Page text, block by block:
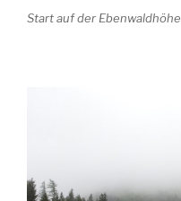
Start auf der Ebenwaldhöhe